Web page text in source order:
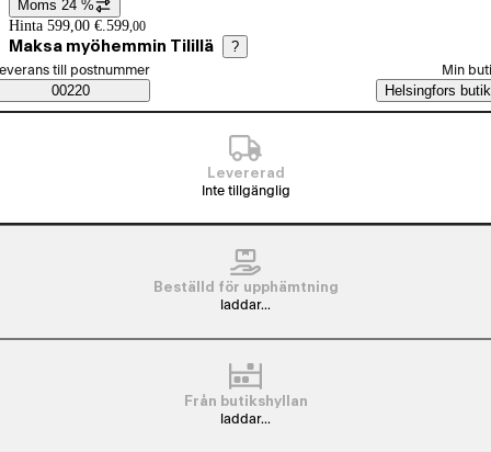
Prisinformation
Moms 24 %
Hinta 599,00 €. 599,00
Maksa myöhemmin Tilillä ?
Saatavuustiedot
beställningssätt
till postnummer
00220
Min
Helsingfors butik
Levererad
Inte tillgänglig
Beställd för upphämtning
laddar...
Från butikshyllan
laddar...